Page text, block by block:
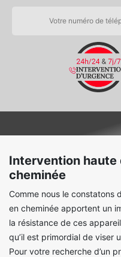
Intervention haute
cheminée
Comme nous le constatons
en cheminée apportent un
la résistance de ces
qu’il est primordial de viser
Pour votre recherche d’un